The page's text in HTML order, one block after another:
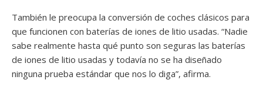
También le preocupa la conversión de coches clásicos para
que funcionen con baterías de iones de litio usadas. “Nadie
sabe realmente hasta qué punto son seguras las baterías
de iones de litio usadas y todavía no se ha diseñado
ninguna prueba estándar que nos lo diga”, afirma.